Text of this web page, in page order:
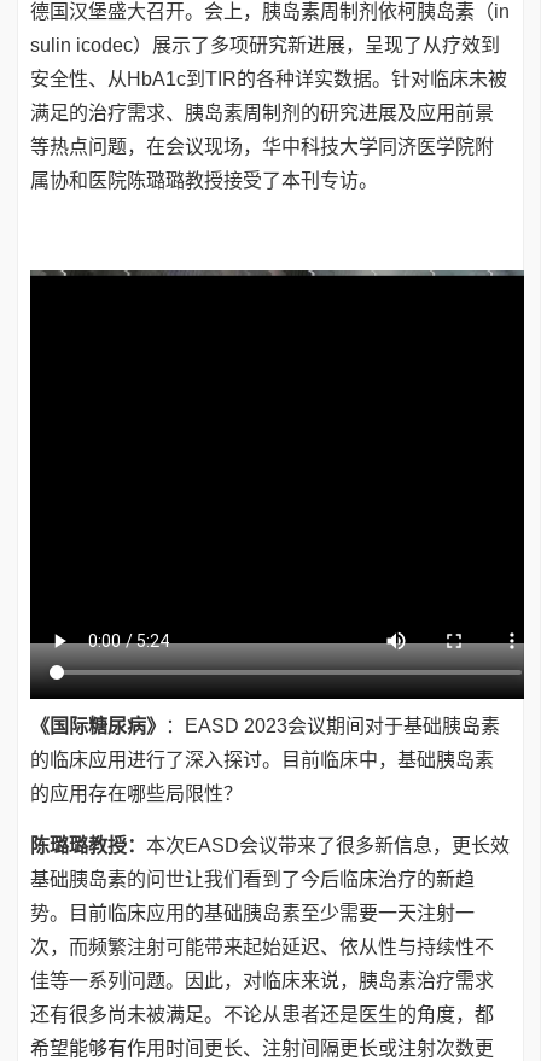
德国汉堡盛大召开。会上，胰岛素周制剂依柯胰岛素（in
sulin icodec）展示了多项研究新进展，呈现了从疗效到
安全性、从HbA1c到TIR的各种详实数据。针对临床未被
满足的治疗需求、胰岛素周制剂的研究进展及应用前景
等热点问题，在会议现场，华中科技大学同济医学院附
属协和医院陈璐璐教授接受了本刊专访。
《国际糖尿病》
：EASD 2023会议期间对于基础胰岛素
的临床应用进行了深入探讨。目前临床中，基础胰岛素
的应用存在哪些局限性？
陈璐璐教授： 本次EASD会议带来了很多新信息，更长效
基础胰岛素的问世让我们看到了今后临床治疗的新趋
势。目前临床应用的基础胰岛素至少需要一天注射一
次，而频繁注射可能带来起始延迟、依从性与持续性不
佳等一系列问题。因此，对临床来说，胰岛素治疗需求
还有很多尚未被满足。不论从患者还是医生的角度，都
希望能够有作用时间更长、注射间隔更长或注射次数更